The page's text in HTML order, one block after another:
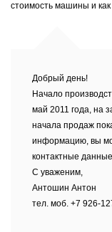
стоимость машины и
Добрый день!
Начало
май 2011 года, на
начала продаж
информацию, вы
контактные
С уваженим,
Антошин Антон
тел. моб. +7 926-